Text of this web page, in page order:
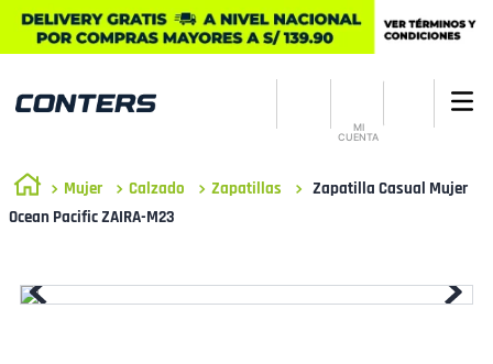
MI
CUENTA
Mujer Calzado Zapatillas
Zapatilla Casual Mujer
Ocean Pacific ZAIRA-M23